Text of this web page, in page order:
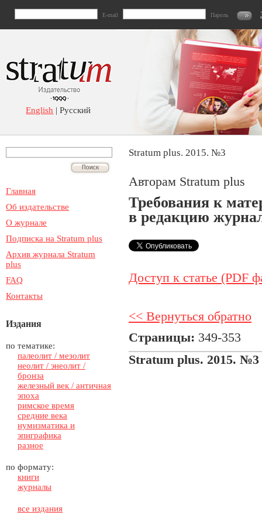
E-mail Пароль
English | Русский
Главная
Об издательстве
О журнале
Подписка на Stratum plus
Архив журнала Stratum
plus
FAQ
Контакты
Издания
по тематике:
палеолит / мезолит
неолит / энеолит /
бронза
железный век / античная
эпоха
римское время
средние века
нумизматика и
эпиграфика
разное
по формату:
книги
журналы
все издания
Stratum plus. 2015. №3
Авторам Stratum plus
Требования к
в редакцию
Доступ к статье (PDF
<< Вернуться обратно
Страницы: 349-353
Stratum plus. 2015. №3